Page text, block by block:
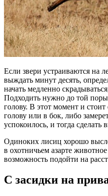
Если звери устраиваются на
выждать минут десять,
начать медленно
Подходить нужно до той
голову. В этот момент и стоит
голову или в бок, либо
успокоилось, и тогда сделать
Одиноких лисиц хорошо
в охотничьем азарте
возможность подойти на
С засидки на